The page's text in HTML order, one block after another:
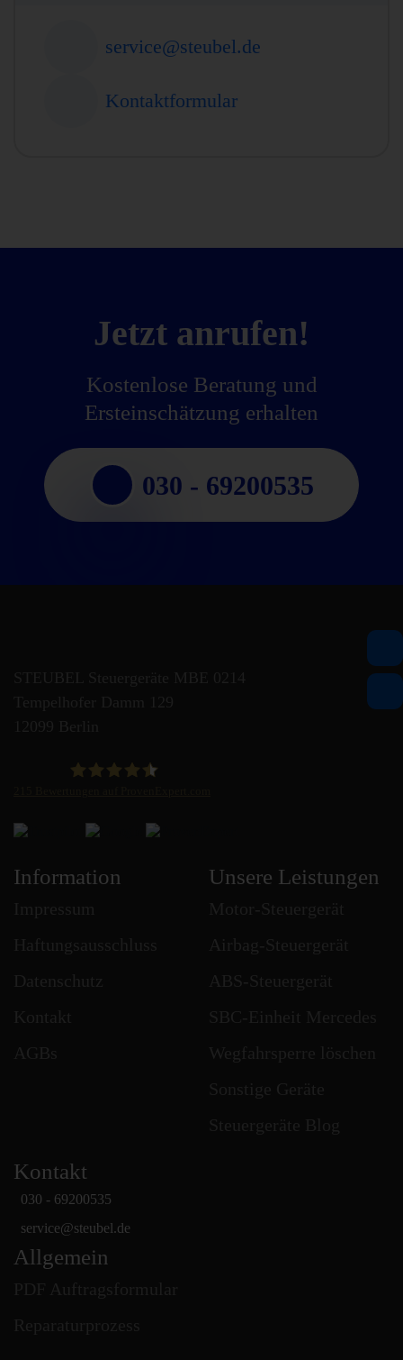
service@steubel.de
Kontaktformular
Jetzt anrufen!
Kostenlose Beratung und
Ersteinschätzung erhalten
030 - 69200535
STEUBEL Steuergeräte Annahme Filiale MBE 0214
Information Unsere Leistungen
Kontakt
030 - 69200535
service@steubel.de
Allgemein